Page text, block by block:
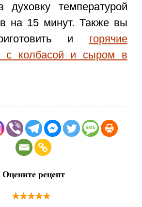
духовку температурой
на 15 минут. Также вы
и горячие
с колбасой и сыром в
Оцените рецепт